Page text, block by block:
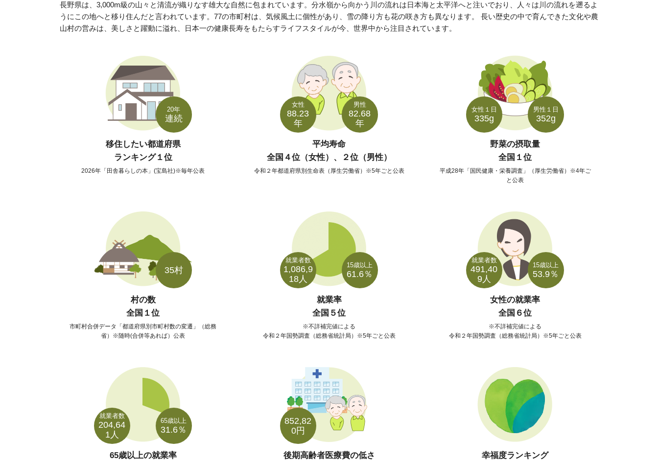
長野県は、3,000m級の山々と清流が織りなす雄大な自然に包まれています。分水嶺から向かう川の流れは日本海と太平洋へと注いでおり、人々は川の流れを遡るよ
うにこの地へと移り住んだと言われています。77の市町村は、気候風土に個性があり、雪の降り方も花の咲き方も異なります。 長い歴史の中で育んできた文化や農
山村の営みは、美しさと躍動に溢れ、日本一の健康長寿をもたらすライフスタイルが今、世界中から注目されています。
20年
連続
移住したい都道府県
ランキング１位
2026年「田舎暮らしの本」(宝島社)※毎年公表
男性
82.68
年
女性
88.23
年
平均寿命
全国４位（女性）、２位（男性）
令和２年都道府県別生命表（厚生労働省）※5年ごと公表
男性１日
352g
女性１日
335g
野菜の摂取量
全国１位
平成28年「国民健康・栄養調査」（厚生労働省）※4年ご
と公表
35村
村の数
全国１位
市町村合併データ「都道府県別市町村数の変遷」（総務
省）※随時(合併等あれば）公表
15歳以上
61.6％
就業者数
1,086,9
18人
就業率
全国５位
不詳補完値による
令和２年国勢調査（総務省統計局）※5年ごと公表
15歳以上
53.9％
就業者数
491,40
9人
女性の就業率
全国６位
不詳補完値による
令和２年国勢調査（総務省統計局）※5年ごと公表
65歳以上
31.6％
就業者数
204,64
1人
65歳以上の就業率
852,82
0円
後期高齢者医療費の低さ
幸福度ランキング